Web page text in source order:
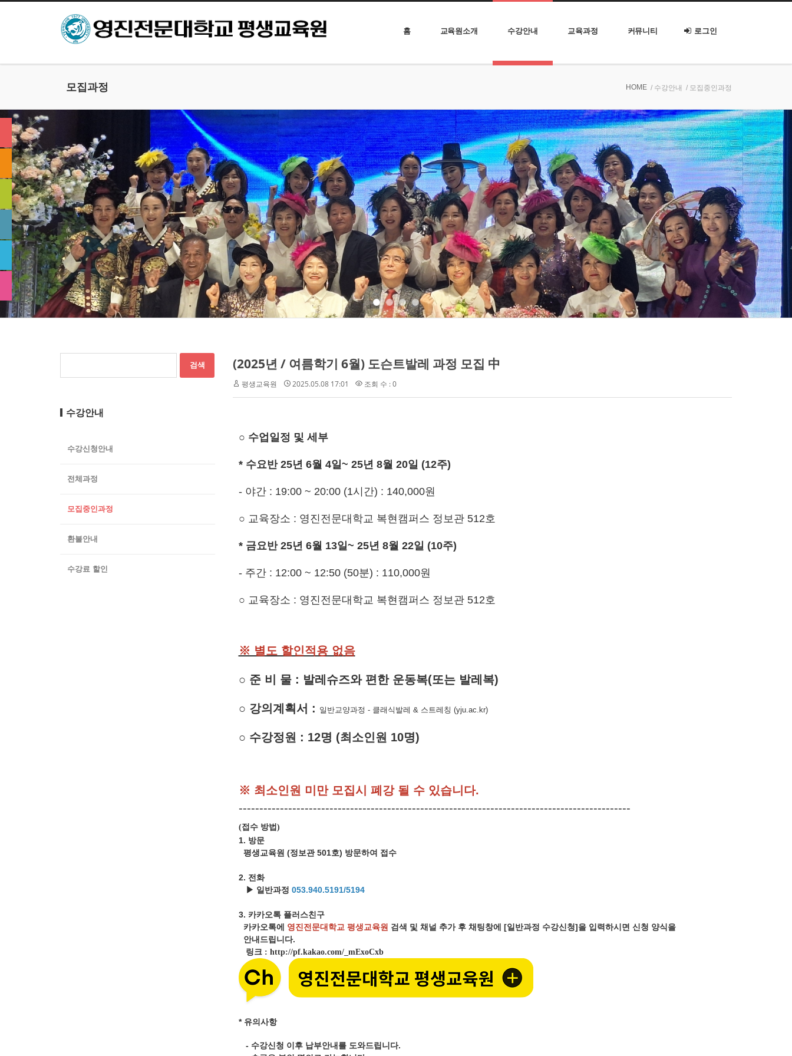
홈 교육원소개 수강안내 교육과정 커뮤니티 로그인
모집과정 HOME / 수강안내 / 모집중인과정
(2025년 / 여름학기 6월) 도슨트발레 과정 모집 中
평생교육원 2025.05.08 17:01 조회 수 : 0
○ 수업일정 및 세부
* 수요반 25년 6월 4일~ 25년 8월 20일 (12주)
- 야간 : 19:00 ~ 20:00 (1시간) : 140,000원
○ 교육장소 : 영진전문대학교 복현캠퍼스 정보관 512호
* 금요반 25년 6월 13일~ 25년 8월 22일 (10주)
- 주간 : 12:00 ~ 12:50 (50분) : 110,000원
○ 교육장소 : 영진전문대학교 복현캠퍼스 정보관 512호
※ 별도 할인적용 없음
○ 준 비 물 : 발레슈즈와 편한 운동복(또는 발레복)
○ 강의계획서 : 일반교양과정 - 클래식발레 & 스트레칭 (yju.ac.kr)
○ 수강정원 : 12명 (최소인원 10명)
※ 최소인원 미만 모집시 폐강 될 수 있습니다.
-----------------------------------------------------------------------------------------------
(접수 방법 )
1. 방문
평생교육원 (정보관 501호) 방문하여 접수
2. 전화
▶ 일반과정 053.940.5191/5194
3. 카카오톡 플러스친구
카카오톡에 영진전문대학교 평생교육원 검색 및 채널 추가 후 채팅창에 [일반과정 수강신청]을 입력하시면 신청 양식을
안내드립니다.
링크 : http://pf.kakao.com/_mExoCxb
* 유의사항
- 수강신청 이후 납부안내를 도와드립니다.
수강안내
수강신청안내
전체과정
모집중인과정
환불안내
수강료 할인